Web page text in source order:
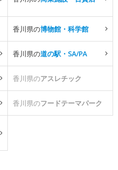
香川県の博物館・科学館
香川県の道の駅・SA/PA
香川県のアスレチック
香川県のフードテーマパーク